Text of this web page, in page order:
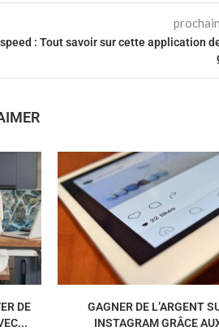
: Tout savoir sur cette application
DE
GAGNER DE L’ARGENT
INSTAGRAM GRÂCE